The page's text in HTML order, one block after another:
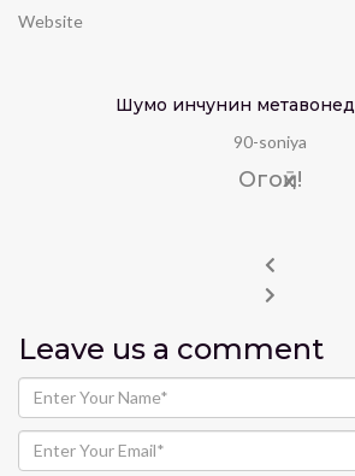
Website
Шумо инчунин метавонед
90-soniya
Огоҳӣ!
Leave us a comment